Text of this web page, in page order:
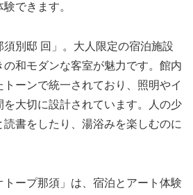
できます。
別邸 回」。大人限定の宿泊施設
和モダンな客室が魅力です。館内
ーンで統一されており、照明やイ
を大切に設計されています。人の少
書をしたり、湯浴みを楽しむのに
ープ那須」は、宿泊とアート体験